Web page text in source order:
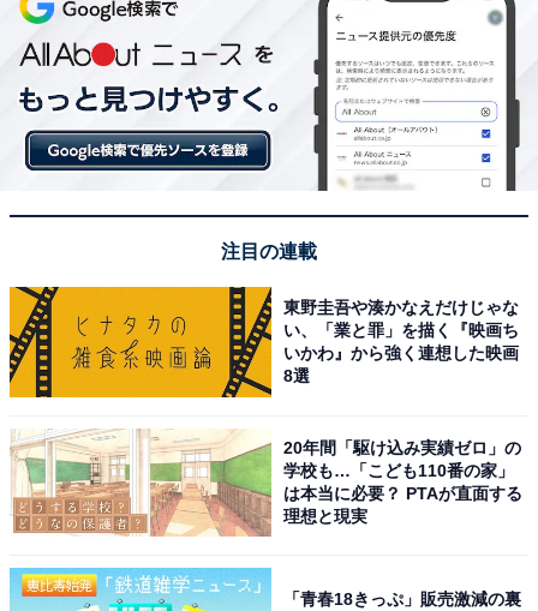
注目の連載
東野圭吾や湊かなえだけじゃな
い、「業と罪」を描く『映画ち
いかわ』から強く連想した映画
8選
20年間「駆け込み実績ゼロ」の
学校も…「こども110番の家」
は本当に必要？ PTAが直面する
理想と現実
「青春18きっぷ」販売激減の裏